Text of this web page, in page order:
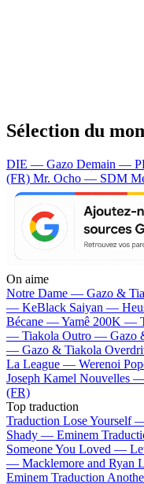
Sélection du
DIE — Gazo Demain —
(FR) Mr. Ocho — SDM
On aime
Notre Dame — Gazo &
— KeBlack Saiyan —
Bécane —Yamê 200K —
— Tiakola Outro — Gazo
— Gazo & Tiakola
La League — Werenoi
Joseph Kamel Nouvelles
(FR)
Top traduction
Traduction Lose Yourself
Shady — Eminem
Someone You Loved —
— Macklemore and Ryan
Eminem Traduction